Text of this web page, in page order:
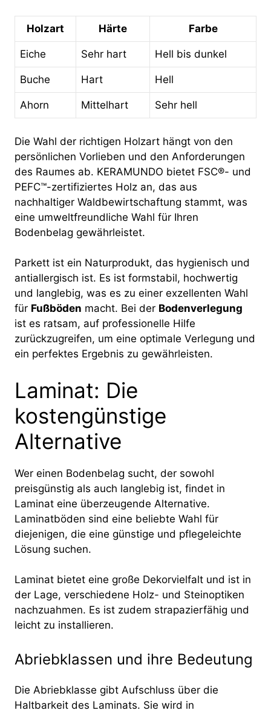
Holzart Härte Farbe
Eiche Sehr hart Hell bis dunkel
Buche Hart Hell
Ahorn Mittelhart Sehr hell
Die Wahl der richtigen Holzart hängt von den
persönlichen Vorlieben und den Anforderungen
des Raumes ab. KERAMUNDO bietet FSC®- und
PEFC™-zertifiziertes Holz an, das aus
nachhaltiger Waldbewirtschaftung stammt, was
eine umweltfreundliche Wahl für Ihren
Bodenbelag gewährleistet.
Parkett ist ein Naturprodukt, das hygienisch und
antiallergisch ist. Es ist formstabil, hochwertig
und langlebig, was es zu einer exzellenten Wahl
für Fußböden macht. Bei der Bodenverlegung
ist es ratsam, auf professionelle Hilfe
zurückzugreifen, um eine optimale Verlegung und
ein perfektes Ergebnis zu gewährleisten.
Laminat: Die
kostengünstige
Alternative
Wer einen Bodenbelag sucht, der sowohl
preisgünstig als auch langlebig ist, findet in
Laminat eine überzeugende Alternative.
Laminatböden sind eine beliebte Wahl für
diejenigen, die eine günstige und pflegeleichte
Lösung suchen.
Laminat bietet eine große Dekorvielfalt und ist in
der Lage, verschiedene Holz- und Steinoptiken
nachzuahmen. Es ist zudem strapazierfähig und
leicht zu installieren.
Abriebklassen und ihre Bedeutung
Die Abriebklasse gibt Aufschluss über die
Haltbarkeit des Laminats. Sie wird in